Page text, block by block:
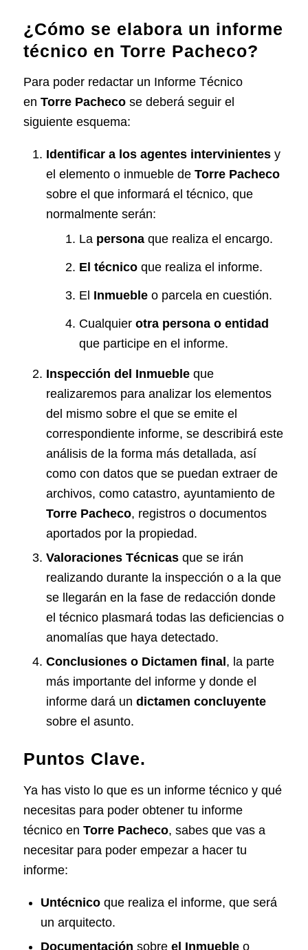
¿Cómo se elabora un informe
técnico en Torre Pacheco?
Para poder redactar un Informe Técnico
en Torre Pachecose deberá seguir el
siguiente esquema:
Identificar a los agentes intervinientesy
el elemento o inmueble de Torre Pacheco
sobre el que informará el técnico, que
normalmente serán:
La personaque realiza el encargo.
El técnico que realiza el informe.
El Inmuebleo parcela en cuestión.
Cualquier otra persona o entidad
que participe en el informe.
Inspección del Inmuebleque
realizaremos para analizar los elementos
del mismo sobre el que se emite el
correspondiente informe, se describirá este
análisis de la forma más detallada, así
como con datos que se puedan extraer de
archivos, como catastro, ayuntamiento de
Torre Pacheco, registros o documentos
aportados por la propiedad.
Valoraciones Técnicasque se irán
realizando durante la inspección o a la que
se llegarán en la fase de redacción donde
el técnico plasmará todas las deficiencias o
anomalías que haya detectado.
Conclusiones o Dictamen final , la parte
más importante del informe y donde el
informe dará un dictamen concluyente
sobre el asunto.
Puntos Clave.
Ya has visto lo que es un informe técnico y qué
necesitas para poder obtener tu informe
técnico en Torre Pacheco, sabes que vas a
necesitar para poder empezar a hacer tu
informe:
Untécnico que realiza el informe, que será
un arquitecto.
Documentación sobre el Inmuebleo